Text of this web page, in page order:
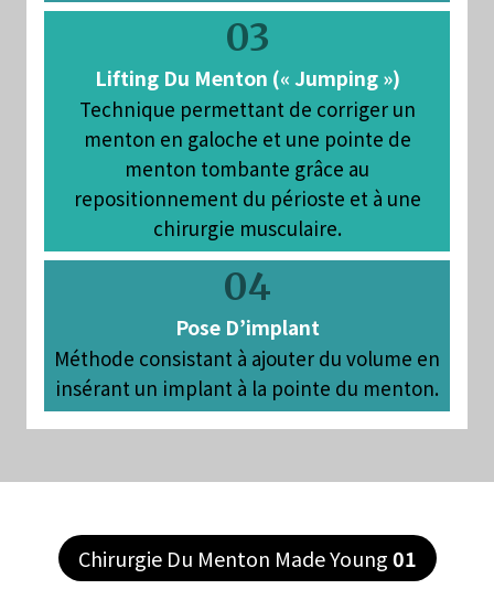
03
Lifting Du Menton (« Jumping »)
Technique permettant de corriger un
menton en galoche et une pointe de
menton tombante grâce au
repositionnement du périoste et à une
chirurgie musculaire.
04
Pose D’implant
Méthode consistant à ajouter du volume en
insérant un implant à la pointe du menton.
Chirurgie Du Menton Made Young01